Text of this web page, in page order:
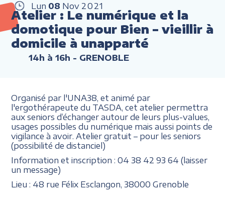
Lun 08 Nov 2021
Atelier : Le numérique et la
domotique pour Bien – vieillir à
domicile à unapparté
14h à 16h - GRENOBLE
Organisé par l'UNA38, et animé par
l'ergothérapeute du TASDA, cet atelier permettra
aux seniors d’échanger autour de leurs plus-values,
usages possibles du numérique mais aussi points de
vigilance à avoir. Atelier gratuit – pour les seniors
(possibilité de distanciel)
Information et inscription : 04 38 42 93 64 (laisser
un message)
Lieu : 48 rue Félix Esclangon, 38000 Grenoble